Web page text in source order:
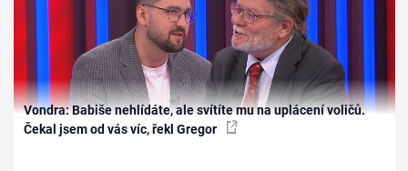
Vondra: Babiše nehlídáte, ale svítíte mu na uplácení voličů.
Čekal jsem od vás víc, řekl Gregor